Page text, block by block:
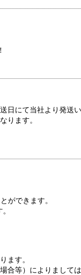
日にて当社より発送い
ります。
ができます。
ます。
合等）によりまして